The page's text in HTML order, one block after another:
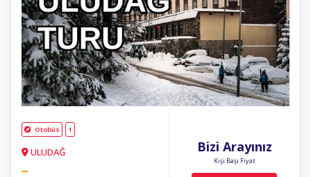
Otobüs 1
ULUDAĞ Bizi Arayınız
Kişi Başı Fiyat